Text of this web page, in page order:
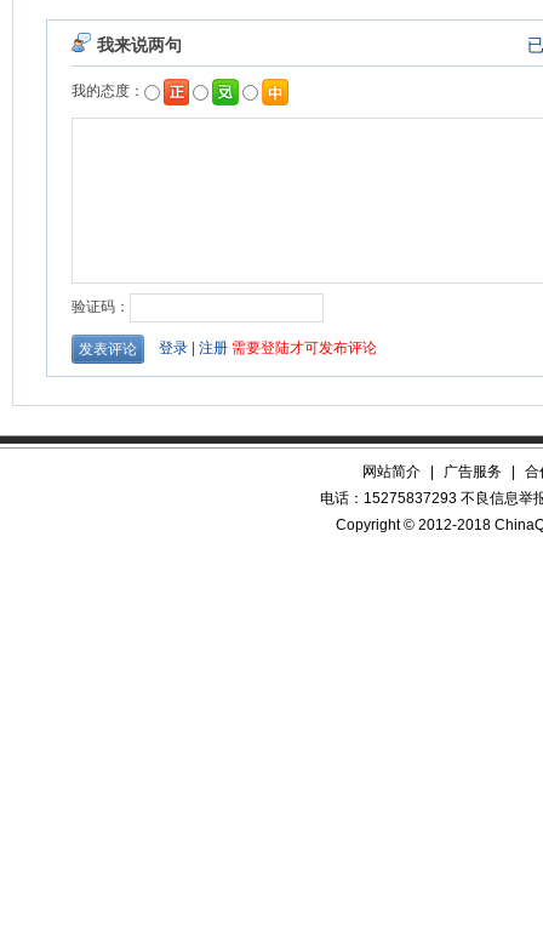
网站简介 广告服务
合
电话：15275837293 不良信息举
Copyright © 2012-2018